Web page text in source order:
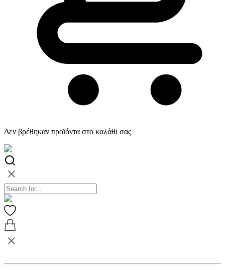
Δεν βρέθηκαν προϊόντα στο καλάθι σας